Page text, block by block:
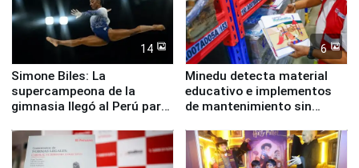
14
Simone Biles: La
supercampeona de la
gimnasia llegó al Perú para
Panamericanos Lima 2027
6
Minedu detecta material
educativo e implementos
de mantenimiento sin
la UGEL 2